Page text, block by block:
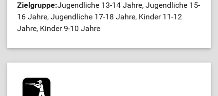
Zielgruppe:Jugendliche 13-14 Jahre, Jugendliche 15-
16 Jahre, Jugendliche 17-18 Jahre, Kinder 11-12
Jahre, Kinder 9-10 Jahre